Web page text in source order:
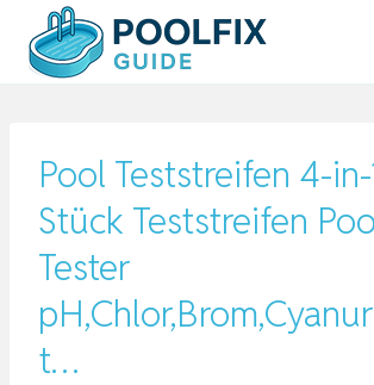
Inhalt
springen
Pool Teststreifen 4-in-
Stück Teststreifen
Tester
t…